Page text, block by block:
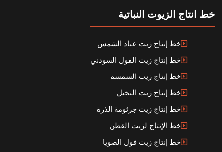
خط انتاج الزيوت النباتية
خط إنتاج زيت عباد الشمس
خط إنتاج زيت الفول السودني
خط إنتاج زيت السمسم
خط إنتاج زيت النخيل
خط إنتاج زيت جرثومة الذرة
خط الإنتاج لزيت القطن
خط إنتاج زيت فول الصويا